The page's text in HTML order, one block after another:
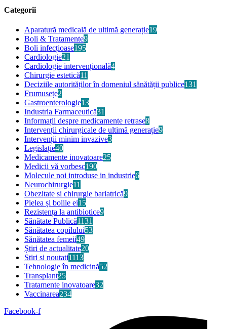
Categorii
Aparatură medicală de ultimă generație19
Boli & Tratamente9
Boli infecțioase195
Cardiologie21
Cardiologie intervențională4
Chirurgie estetică11
Deciziile autorităților în domeniul sănătății publice131
Frumusețe2
Gastroenterologie13
Industria Farmaceutică31
Informații despre medicamente retrase8
Intervenții chirurgicale de ultimă generație9
Intervenții minim invazive3
Legislație40
Medicamente inovatoare25
Medicii vă vorbesc190
Molecule noi introduse in industrie6
Neurochirurgie11
Obezitate si chirurgie bariatrică9
Pielea și bolile ei15
Rezistența la antibiotice9
Sănătate Publică1131
Sănătatea copilului53
Sănătatea femeii49
Știri de actualitate20
Stiri si noutati1113
Tehnologie în medicină52
Transplant25
Tratamente inovatoare32
Vaccinarea234
Facebook-f